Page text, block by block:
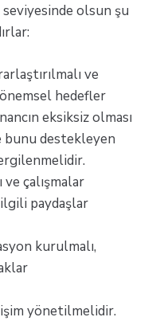
seviyesinde olsun şu
ve
hedefler
eksiksiz olması
bunu destekleyen
çalışmalar
paydaşlar
kurulmalı,
yönetilmelidir.